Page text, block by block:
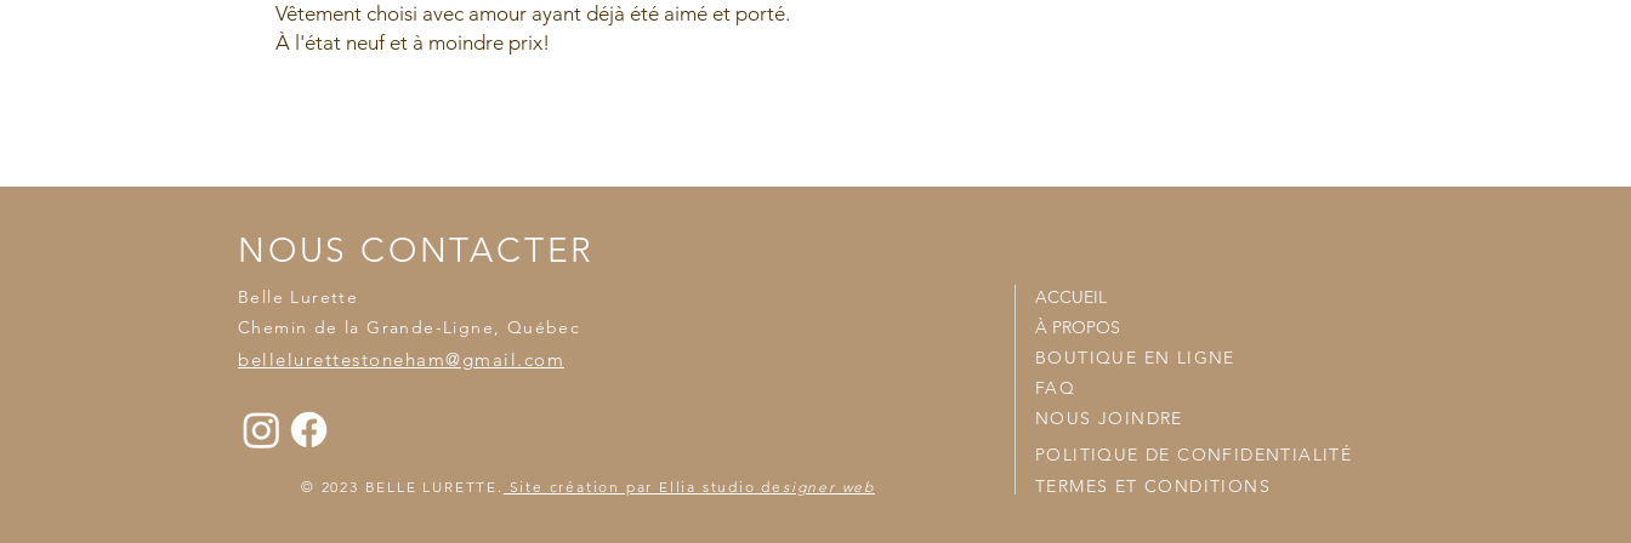
Vêtement choisi avec amour ayant déjà été aimé et porté.
À l'état neuf et à moindre prix!
NOUS CONTACTER
Belle Lurette
Chemin de la Grande-Ligne, Québec
bellelurettestoneham@gmail.com
ACCUEIL
À PROPOS
BOUTIQUE EN LIGNE
FAQ
NOUS JOINDRE
POLITIQUE DE CONFIDENTIALITÉ
© 2023 BELLE LURETTE. Site création par Ellia studio de signer web TERMES ET CONDITIONS